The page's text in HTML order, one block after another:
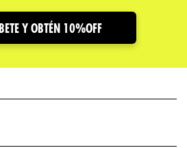
Y OBTÉN 10%OFF